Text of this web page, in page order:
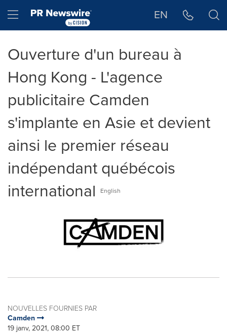
Hamburger menu EN
Ouverture d'un bureau à
Hong Kong - L'agence
publicitaire Camden
s'implante en Asie et devient
ainsi le premier réseau
indépendant québécois
international
English
NOUVELLES FOURNIES PAR
Camden
19 janv, 2021, 08:00 ET